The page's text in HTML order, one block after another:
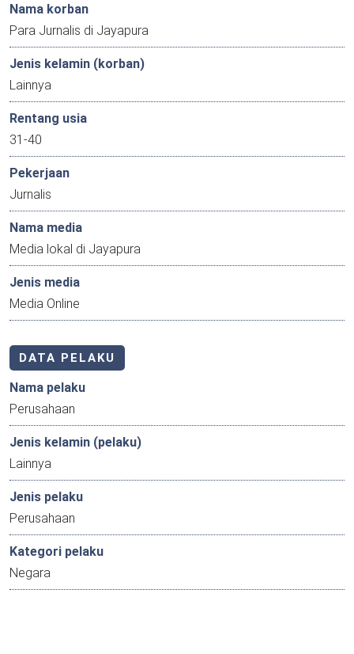
Nama korban
Para Jurnalis di Jayapura
Jenis kelamin (korban)
Lainnya
Rentang usia
31-40
Pekerjaan
Jurnalis
Nama media
Media lokal di Jayapura
Jenis media
Media Online
DATA PELAKU
Nama pelaku
Perusahaan
Jenis kelamin (pelaku)
Lainnya
Jenis pelaku
Perusahaan
Kategori pelaku
Negara